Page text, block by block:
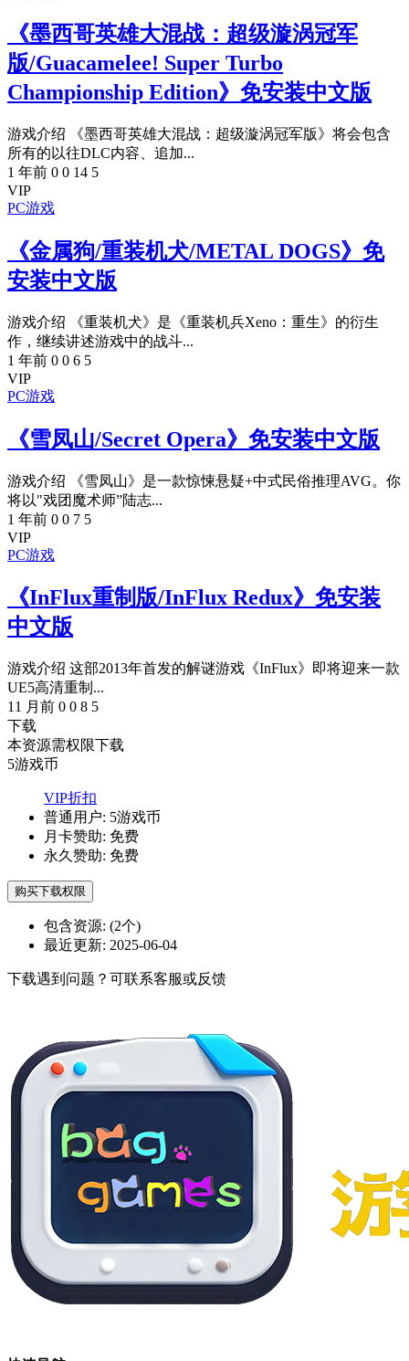
《墨西哥英雄大混战：超级漩涡冠军
版/Guacamelee! Super Turbo
Championship Edition》免安装中文版
游戏介绍 《墨西哥英雄大混战：超级漩涡冠军版》将会包含
所有的以往DLC内容、追加...
1 年前 0 0 14 5
VIP
PC游戏
《金属狗/重装机犬/METAL DOGS》免
安装中文版
游戏介绍 《重装机犬》是《重装机兵Xeno：重生》的衍生
作，继续讲述游戏中的战斗...
1 年前 0 0 6 5
VIP
PC游戏
《雪凤山/Secret Opera》免安装中文版
游戏介绍 《雪凤山》是一款惊悚悬疑+中式民俗推理AVG。你
将以"戏团魔术师”陆志...
1 年前 0 0 7 5
VIP
PC游戏
《InFlux重制版/InFlux Redux》免安装
中文版
游戏介绍 这部2013年首发的解谜游戏《InFlux》即将迎来一款
UE5高清重制...
11 月前 0 0 8 5
下载
本资源需权限下载
5游戏币
VIP折扣
普通用户: 5游戏币
月卡赞助: 免费
永久赞助: 免费
购买下载权限
包含资源: (2个)
最近更新: 2025-06-04
下载遇到问题？可联系客服或反馈